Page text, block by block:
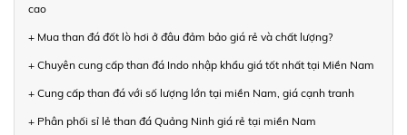
cao
+ Mua than đá đốt lò hơi ở đâu đảm bảo giá rẻ và chất lượng?
+ Chuyên cung cấp than đá Indo nhập khẩu giá tốt nhất tại Miền Nam
+ Cung cấp than đá với số lượng lớn tại miền Nam, giá cạnh tranh
+ Phân phối sỉ lẻ than đá Quảng Ninh giá rẻ tại miền Nam